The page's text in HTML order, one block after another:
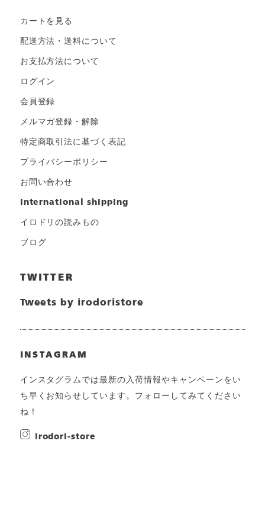
カートを見る
配送方法・送料について
お支払方法について
ログイン
会員登録
メルマガ登録・解除
特定商取引法に基づく表記
プライバシーポリシー
お問い合わせ
international shipping
イロドリの読みもの
ブログ
TWITTER
Tweets by irodoristore
INSTAGRAM
インスタグラムでは最新の入荷情報やキャンペーンをい
ち早くお知らせしています。フォローしてみてください
ね！
irodori-store